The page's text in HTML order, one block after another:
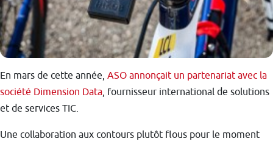
En mars de cette année, ASO annonçait un partenariat avec la
société Dimension Data, fournisseur international de solutions
et de services TIC.
Une collaboration aux contours plutôt flous pour le moment